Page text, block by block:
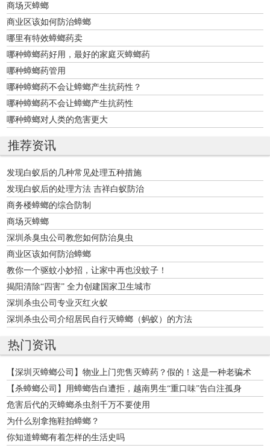
商场灭蟑螂
商业区该如何防治蟑螂
哪里有特效蟑螂药卖
哪种蟑螂药好用，最好的家庭灭蟑螂药
哪种蟑螂药管用
哪种蟑螂药不会让蟑螂产生抗药性？
哪种蟑螂药不会让蟑螂产生抗药性
哪种蟑螂对人类的危害更大
推荐资讯
发现白蚁后的几种常见处理五种措施
发现白蚁后的处理方法 吉祥白蚁防治
商务楼蟑螂的综合防制
商场灭蟑螂
深圳杀臭虫公司教您如何防治臭虫
商业区该如何防治蟑螂
教你一个驱蚊小妙招，让家中再也没蚊子！
揭阳清除“四害” 全力创建国家卫生城市
深圳杀虫公司专业灭红火蚁
深圳杀虫公司介绍居民自行灭蟑螂（蚂蚁）的方法
热门资讯
【深圳灭蟑螂公司】物业上门兜售灭蟑药？假的！这是一种老骗术
【杀蟑螂公司】用蟑螂告白遭拒，越南男生“重口味”告白注孤身
危害后代的灭蟑螂杀虫剂千万不要使用
为什么别拿拖鞋拍蟑螂？
你知道蟑螂有着怎样的生活史吗